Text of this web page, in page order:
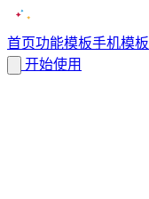
首页功能模板手机模板
开始使用